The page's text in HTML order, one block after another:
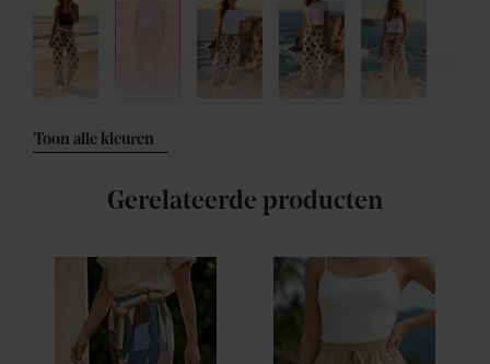
Toon alle kleuren
Gerelateerde producten